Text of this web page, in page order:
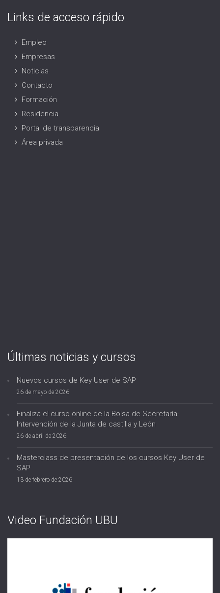
Links de acceso rápido
Empleo
Empresas
Noticias
Contacto
Formación
Residencia
Portal de transparencia
Área privada
Últimas noticias y cursos
Nuevos cursos de Key User de SAP
26 de mayo de 2026
Finaliza el curso online de la Bolsa de Secretaría-
Intervención de la Junta de castilla y León
26 de abril de 2026
Masterclass de presentación de los cursos Key User de
SAP
13 de febrero de 2026
Video Fundación UBU